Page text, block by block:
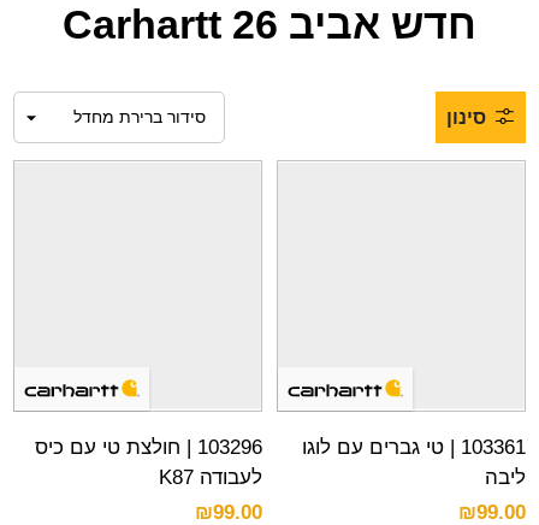
חדש אביב 26 Carhartt
סינון
103361 | טי גברים עם לוגו
ליבה
₪99.00
103296 | חולצת טי עם כיס
לעבודה K87
₪99.00